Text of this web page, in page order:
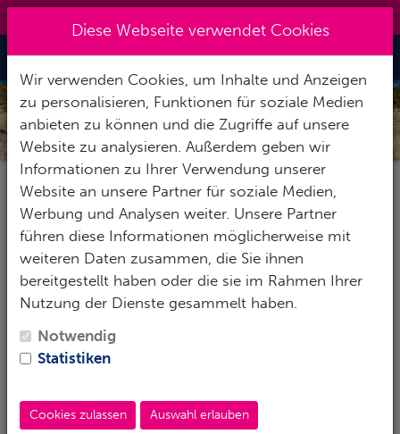
Toggle
SPANIEN
Pauschalereise Hotel Tauchbasis
Reise-Zeitraum
1 Erwachsene
Abreise-Flughafen
Diese Webseite verwendet Cookies
Wir verwenden Cookies, um Inhalte und Anzeigen
zu personalisieren, Funktionen für soziale Medien
anbieten zu können und die Zugriffe auf unsere
Website zu analysieren. Außerdem geben wir
Informationen zu Ihrer Verwendung unserer
Website an unsere Partner für soziale Medien,
Werbung und Analysen weiter. Unsere Partner
führen diese Informationen möglicherweise mit
weiteren Daten zusammen, die Sie ihnen
bereitgestellt haben oder die sie im Rahmen Ihrer
Nutzung der Dienste gesammelt haben.
Notwendig
Statistiken
Cookies zulassen Auswahl erlauben